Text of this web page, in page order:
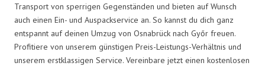
Transport von sperrigen Gegenständen und bieten auf Wunsch
auch einen Ein- und Auspackservice an. So kannst du dich ganz
entspannt auf deinen Umzug von Osnabrück nach Győr freuen.
Profitiere von unserem günstigen Preis-Leistungs-Verhältnis und
unserem erstklassigen Service. Vereinbare jetzt einen kostenlosen